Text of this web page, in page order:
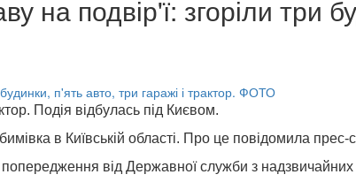
на подвір'ї: згоріли три
Подія відбулась під Києвом.
в Київській області. Про це повідомила прес-
від Державної служби з надзвичайних